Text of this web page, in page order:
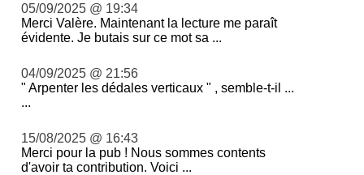
05/09/2025 @ 19:34
Merci Valère. Maintenant la lecture me paraît
évidente. Je butais sur ce mot sa ...
04/09/2025 @ 21:56
" Arpenter les dédales verticaux " , semble-t-il ...
...
15/08/2025 @ 16:43
Merci pour la pub ! Nous sommes contents
d'avoir ta contribution. Voici ...